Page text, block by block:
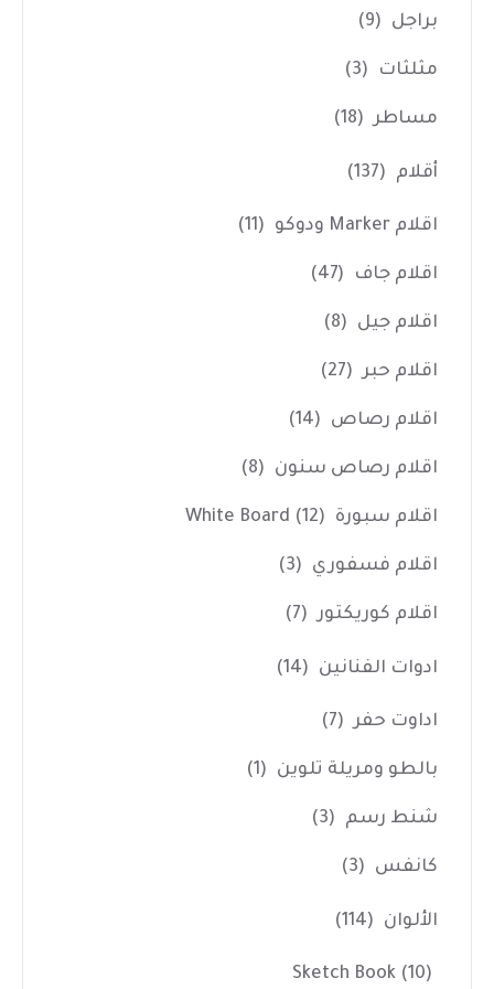
براجل (9)
مثلثات (3)
مساطر (18)
أقلام (137)
اقلام Marker ودوكو (11)
اقلام جاف (47)
اقلام جيل (8)
اقلام حبر (27)
اقلام رصاص (14)
اقلام رصاص سنون (8)
اقلام سبورة White Board (12)
اقلام فسفوري (3)
اقلام كوريكتور (7)
ادوات الفنانين (14)
اداوت حفر (7)
بالطو ومريلة تلوين (1)
شنط رسم (3)
كانفس (3)
الألوان (114)
Sketch Book (10)